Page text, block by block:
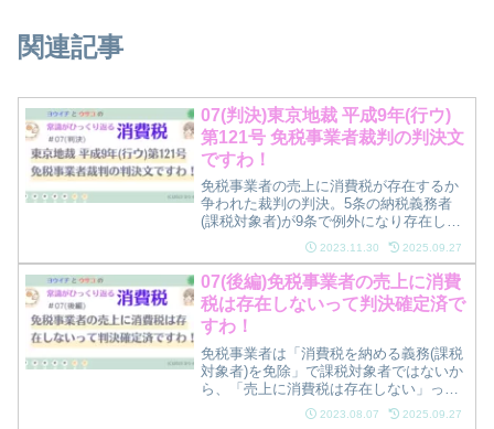
関連記事
07(判決)東京地裁 平成9年(行ウ)
第121号 免税事業者裁判の判決文
ですわ！
免税事業者の売上に消費税が存在するか
争われた裁判の判決。5条の納税義務者
(課税対象者)が9条で例外になり存在しま
せんわ！2審と3審判決も掲載！
2023.11.30 2025.09.27
07(後編)免税事業者の売上に消費
税は存在しないって判決確定済で
すわ！
免税事業者は「消費税を納める義務(課税
対象者)を免除」で課税対象者ではないか
ら、「売上に消費税は存在しない」って
判決確定済ですわ！2023.08.07 2025.09.27